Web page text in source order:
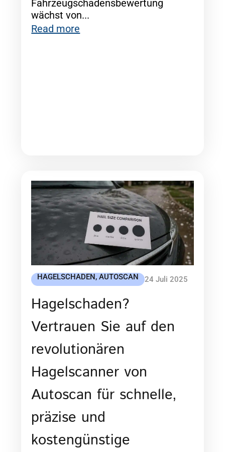
Fahrzeugschadensbewertung
wächst von...
Read more
HAGELSCHADEN ,AUTOSCAN 24 Juli 2025
Hagelschaden?
Vertrauen Sie auf den
revolutionären
Hagelscanner von
Autoscan für schnelle,
präzise und
kostengünstige